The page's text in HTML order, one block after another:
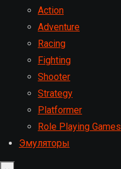
Action
Adventure
Racing
Fighting
Shooter
Strategy
Platformer
Role Playing Games
Эмуляторы